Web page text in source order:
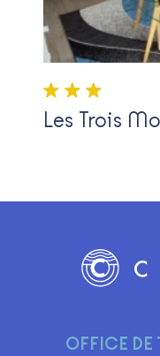
3 étoile(s)
Les Trois
OFFICE DE